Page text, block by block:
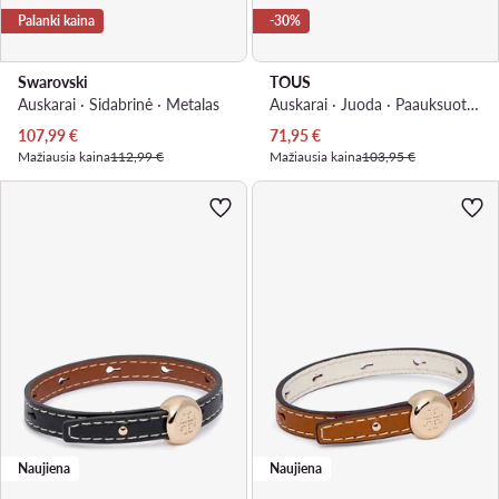
Palanki kaina
Swarovski
Auskarai · Sidabrinė · Metalas
Dabartinė kaina
107,99€
Mažiausia kaina112,99 €
-30%
TOUS
Auskarai · Juoda · Paauksuotas sidabras
Dabartinė kaina
71,95€
Mažiausia kaina103,95 €
Naujiena Naujiena